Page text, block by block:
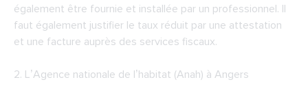
également être fournie et installée par un professionnel. Il
faut également justifier le taux réduit par une attestation
et une facture auprès des services fiscaux.
2. L’Agence nationale de l’habitat (Anah) à Angers